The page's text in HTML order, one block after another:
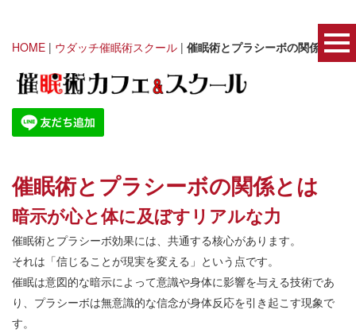
HOME | ウダッチ催眠術スクール | 催眠術とプラシーボの関係とは
催眠術とプラシーボの関係とは
暗示が心と体に及ぼすリアルな力
催眠術とプラシーボ効果には、共通する核心があります。
それは「信じることが現実を変える」という点です。
催眠は意図的な暗示によって意識や身体に影響を与える技術であ
り、プラシーボは無意識的な信念が身体反応を引き起こす現象で
す。